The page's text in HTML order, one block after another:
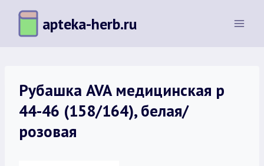
Перейти
содержимому
apteka-herb.ru
Рубашка AVA медицинская р
44-46 (158/164), белая/
розовая